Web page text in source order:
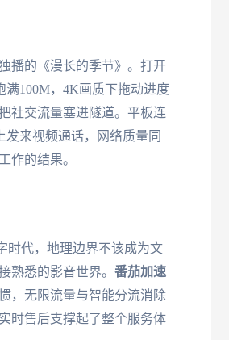
播的《漫长的季节》。打开
满100M，4K画质下拖动进度
社交流量塞进隧道。平板连
来视频通话，网络质量同
作的结果。
时代，地理边界不该成为文
熟悉的影音世界。 番茄加速
，无限流量与智能分流消除
时售后支撑起了整个服务体